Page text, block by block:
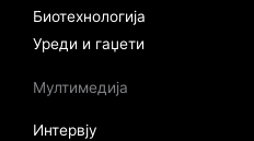
Биотехнологија
Уреди и гаџети
Мултимедија
Интервју